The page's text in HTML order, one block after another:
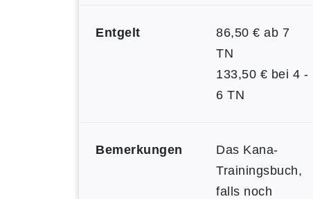
Entgelt
86,50 € ab 7
TN
133,50 € bei 4 -
6 TN
Bemerkungen
Das Kana-
Trainingsbuch,
falls noch